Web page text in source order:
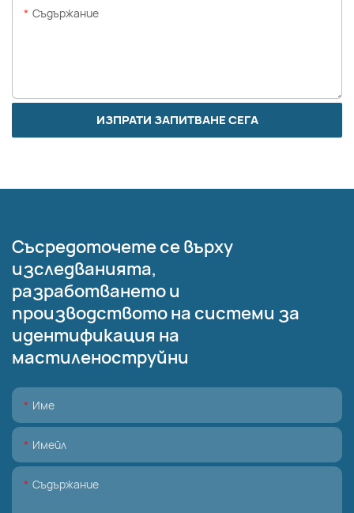
Съдържание
ИЗПРАТИ ЗАПИТВАНЕ СЕГА
Съсредоточете се върху
изследванията,
разработването и
производството на системи за
идентификация на
мастиленоструйни
Име
Имейл
Съдържание